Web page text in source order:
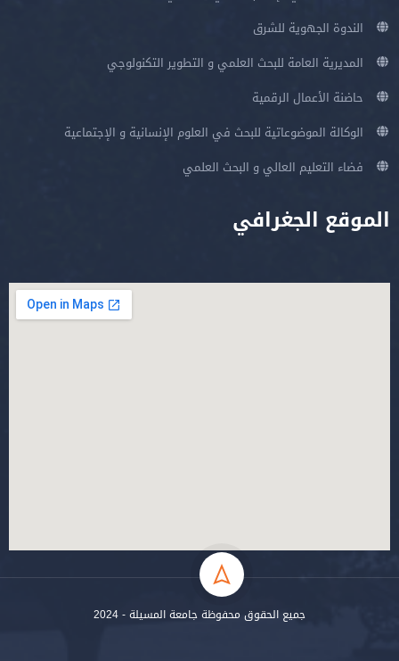
الندوة الجهوية للشرق
المديرية العامة للبحث العلمي و التطوير التكنولوجي
حاضنة الأعمال الرقمية
الوكالة الموضوعاتية للبحث في العلوم الإنسانية و الإجتماعية
فضاء التعليم العالي و البحث العلمي
الموقع الجغرافي
جميع الحقوق محفوظة جامعة المسيلة - 2024